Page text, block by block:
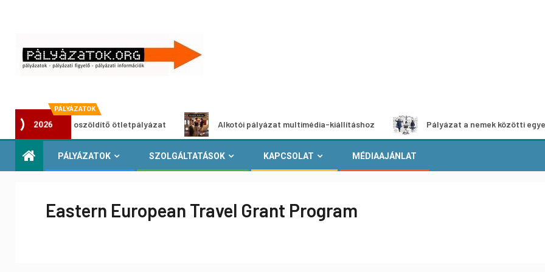
PÁLYÁZATOK
2026
Városzöldítő ötletpályázat Alkotói pályázat multimédia-kiállításhoz Pályázat a nemek közötti egyenlőség
PÁLYÁZATOK SZOLGÁLTATÁSOK KAPCSOLAT MÉDIAAJÁNLAT
Eastern European Travel Grant Program